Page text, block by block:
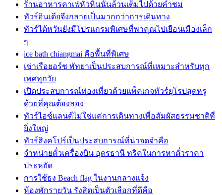
ร้านอาหารคาเฟ่หัวหินนั้นล้วนเต็มไปด้วยคำชม
ทัวร์อินเดียจึงกลายเป็นมากกว่าการเดินทาง
ทัวร์ไต้หวันยังมีโปรแกรมพิเศษที่พาคุณไปเยือนเมืองเล็ก
ๆ
ice bath chiangmai คือพื้นที่พิเศษ
เช่าเรือยอร์ช พัทยาเป็นประสบการณ์ที่เหมาะสำหรับทุก
เพศทุกวัย
เปิดประสบการณ์ท่องเที่ยวด้วยแพ็คเกจทัวร์ยุโรปสุดหรู
ด้วยที่คุณต้องลอง
ทัวร์ไอซ์แลนด์ไม่ใช่แค่การเดินทางเพื่อสัมผัสธรรมชาติที่
ยิ่งใหญ่
ทัวร์สิงคโปร์เป็นประสบการณ์ที่น่าจดจำคือ
จำหน่ายตั๋วเครื่องบิน อุดรธานี ทริคในการหาตั๋วราคา
ประหยัด
การใช้ธง Beach flag ในงานกลางแจ้ง
ห้องพักรายวัน รังสิตเป็นตัวเลือกที่ดีคือ